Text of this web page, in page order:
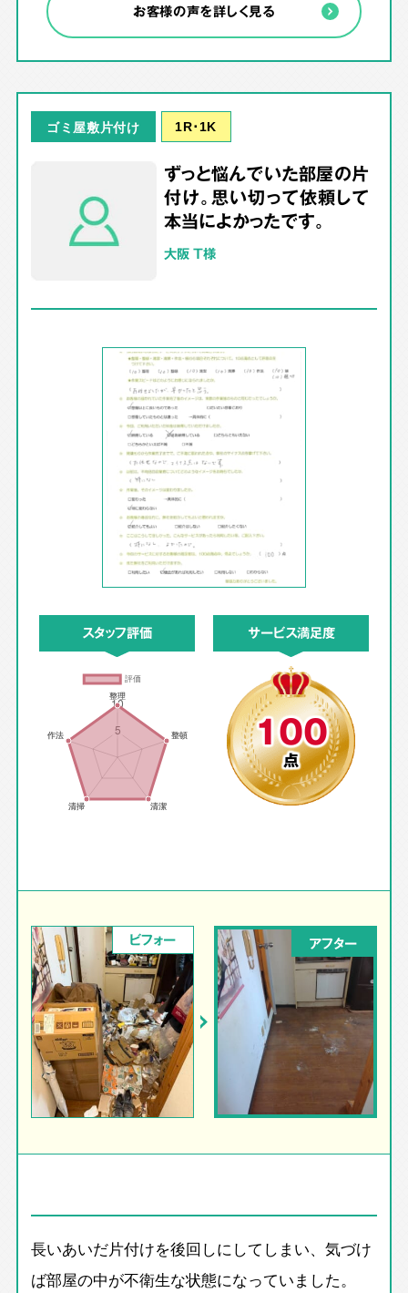
お客様の声を詳しく見る
ゴミ屋敷片付け 1R･1K
ずっと悩んでいた部屋の片
付け。思い切って依頼して
本当によかったです。
大阪 T様
スタッフ評価 サービス満足度
100
点
ビフォー アフター
長いあいだ片付けを後回しにしてしまい、気づけ
ば部屋の中が不衛生な状態になっていました。